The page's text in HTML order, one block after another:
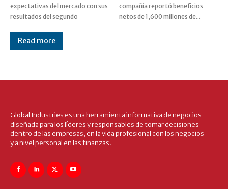
expectativas del mercado con sus
resultados del segundo
compañía reportó beneficios
netos de 1,600 millones de...
Read more
Global Industries es una herramienta informativa de negocios
diseñada para los líderes y responsables de tomar decisiones
dentro de las empresas, en la vida profesional con los negocios
y a nivel personal en las finanzas.